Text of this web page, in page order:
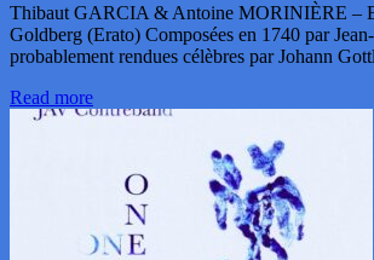
Thibaut GARCIA & Antoine MORINIÈRE –
Goldberg (Erato) Composées en 1740 par
probablement rendues célèbres par Johann
Read more